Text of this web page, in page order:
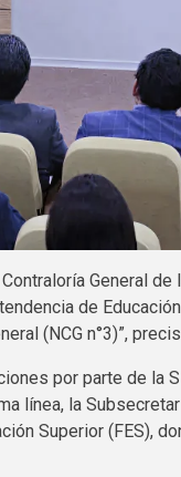
General de
de
(NCG n°3)”,
por parte de la
línea, la
Superior (FES),